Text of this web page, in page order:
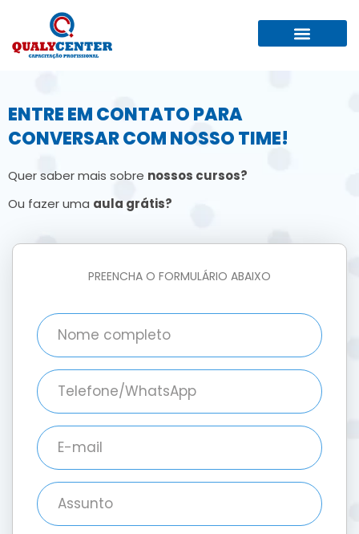
ENTRE EM CONTATO PARA
CONVERSAR COM NOSSO TIME!
Quer saber mais sobre nossos cursos?
Ou fazer uma aula grátis?
PREENCHA O FORMULÁRIO ABAIXO